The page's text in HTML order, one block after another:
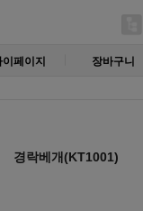
이페이지 장바구니
경락베개(KT1001)